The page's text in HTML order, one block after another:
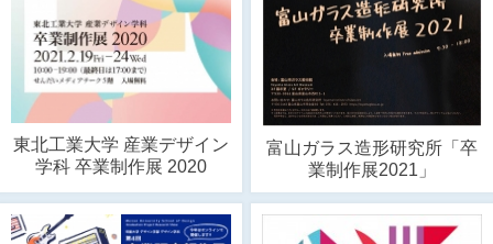
東北工業大学 産業デザイン
学科 卒業制作展 2020
富山ガラス造形研究所「卒
業制作展2021」